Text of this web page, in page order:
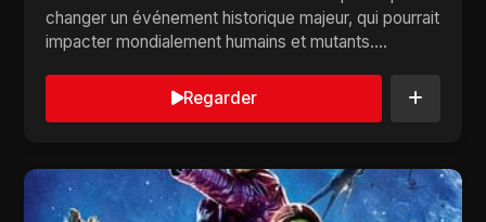
changer un événement historique majeur, qui pourrait
impacter mondialement humains et mutants....
Regarder